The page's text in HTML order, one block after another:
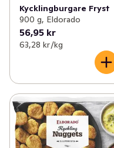
Kycklingburgare Fryst
900 g, Eldorado
56,95 kr
63,28 kr /kg